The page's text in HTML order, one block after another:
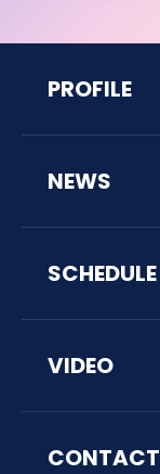
PROFILE
NEWS
SCHEDULE
VIDEO
CONTACT